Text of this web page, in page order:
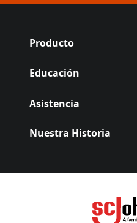
Producto
Educación
Asistencia
Nuestra Historia